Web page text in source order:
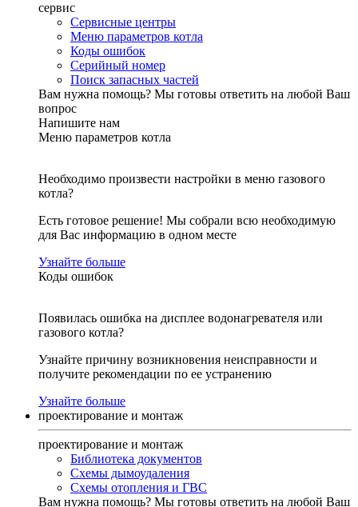
сервис
Сервисные центры
Меню параметров котла
Коды ошибок
Серийный номер
Поиск запасных частей
Вам нужна помощь? Мы готовы ответить на любой Ваш
вопрос
Напишите нам
Меню параметров котла
Необходимо произвести настройки в меню газового
котла?
Есть готовое решение! Мы собрали всю необходимую
для Вас информацию в одном месте
Узнайте больше
Коды ошибок
Появилась ошибка на дисплее водонагревателя или
газового котла?
Узнайте причину возникновения неисправности и
получите рекомендации по ее устранению
Узнайте больше
проектирование и монтаж
проектирование и монтаж
Библиотека документов
Схемы дымоудаления
Схемы отопления и ГВС
Вам нужна помощь? Мы готовы ответить на любой Ваш